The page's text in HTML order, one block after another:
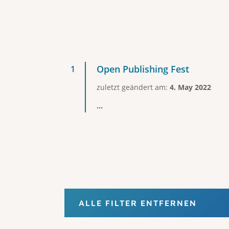
Open Publishing Fest
zuletzt geändert am: 4. May 2022
...
ALLE FILTER ENTFERNEN